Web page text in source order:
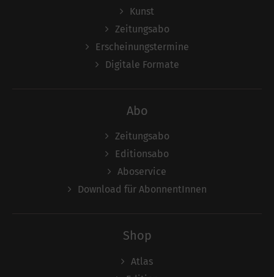
Kunst
Zeitungsabo
Erscheinungstermine
Digitale Formate
Abo
Zeitungsabo
Editionsabo
Aboservice
Download für AbonnentInnen
Shop
Atlas